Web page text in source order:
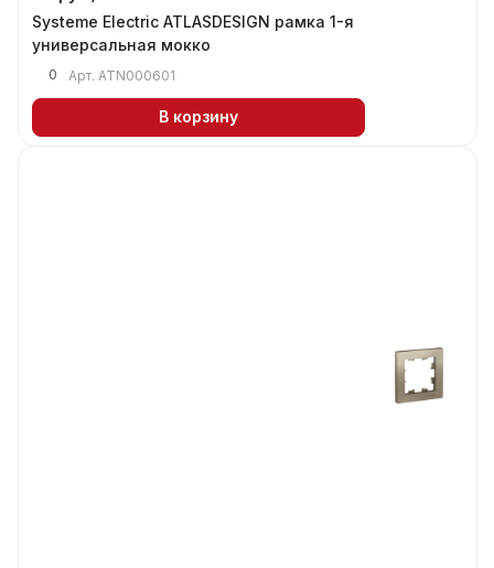
Systeme Electric ATLASDESIGN рамка 1-я
универсальная мокко
0 Арт. ATN000601
В корзину